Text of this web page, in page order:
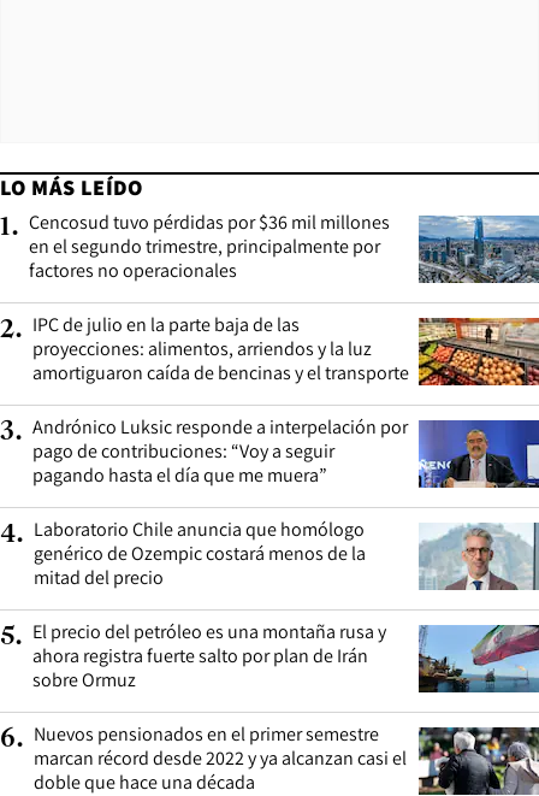
LO MÁS LEÍDO
1. Cencosud tuvo pérdidas por $36 mil millones
en el segundo trimestre, principalmente por
factores no operacionales
2. IPC de julio en la parte baja de las
proyecciones: alimentos, arriendos y la luz
amortiguaron caída de bencinas y el transporte
3. Andrónico Luksic responde a interpelación por
pago de contribuciones: “Voy a seguir
pagando hasta el día que me muera”
4. Laboratorio Chile anuncia que homólogo
genérico de Ozempic costará menos de la
mitad del precio
5. El precio del petróleo es una montaña rusa y
ahora registra fuerte salto por plan de Irán
sobre Ormuz
6. Nuevos pensionados en el primer semestre
marcan récord desde 2022 y ya alcanzan casi el
doble que hace una década